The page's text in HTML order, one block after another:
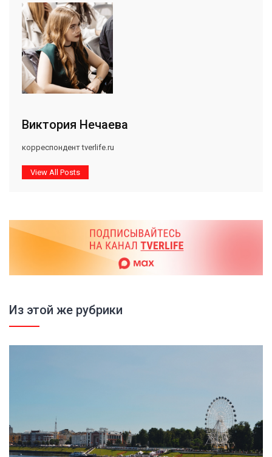
Виктория Нечаева
корреспондент tverlife.ru
View All Posts
Из этой же рубрики